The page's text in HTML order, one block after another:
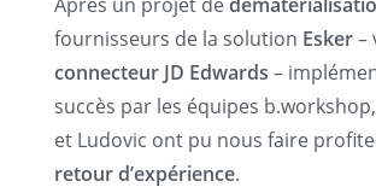
fournisseurs de la solution Esker–
connecteur JD Edwards –
succès par les équipes
et Ludovic ont pu nous faire
retour d’expérience.